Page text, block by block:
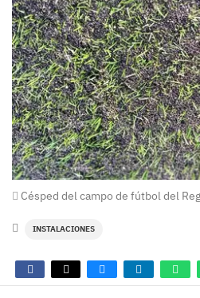
Césped del campo de fútbol del
INSTALACIONES